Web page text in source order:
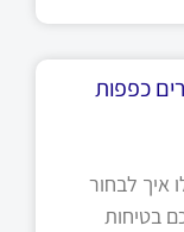
כפפות
איך לבחור
בטיחות